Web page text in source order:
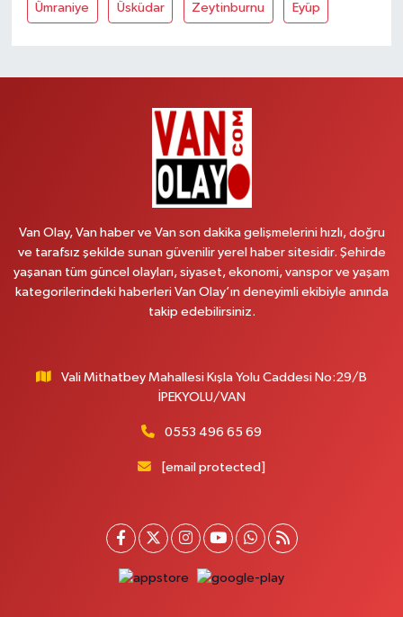
Ümraniye Üsküdar Zeytinburnu Eyüp
Van Olay, Van haber ve Van son dakika gelişmelerini hızlı, doğru
ve tarafsız şekilde sunan güvenilir yerel haber sitesidir. Şehirde
yaşanan tüm güncel olayları, siyaset, ekonomi, vanspor ve yaşam
kategorilerindeki haberleri Van Olay’ın deneyimli ekibiyle anında
takip edebilirsiniz.
Vali Mithatbey Mahallesi Kışla Yolu Caddesi No:29/B
İPEKYOLU/VAN
0553 496 65 69
[email protected]